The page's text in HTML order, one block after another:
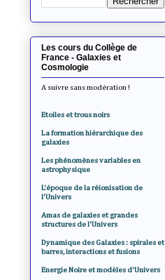
Les cours du Collège de
France - Galaxies et
Cosmologie
A suivre sans modération !
Etoiles et trous noirs
La formation hiérarchique des
galaxies
Les phénomènes variables en
astrophysique
L'époque de la réionisation de
l'Univers
Amas de galaxies et grandes
structures de l'Univers
Dynamique des Galaxies : spirales et
barres, interactions et fusions
Energie Noire et modèles d'Univers